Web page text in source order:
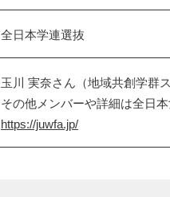
全日本学連選抜
玉川 実奈さん（地域共創学群
その他メンバーや詳細は全日
https://juwfa.jp/